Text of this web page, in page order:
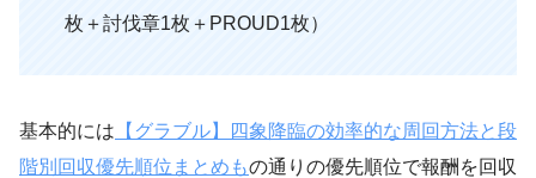
枚＋討伐章1枚＋PROUD1枚）
基本的には 【グラブル】四象降臨の効率的な周回方法と段
階別回収優先順位まとめもの通りの優先順位で報酬を回収